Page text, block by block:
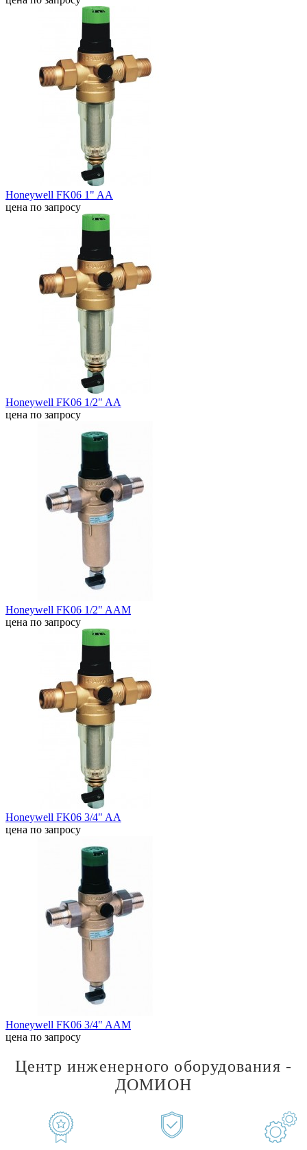
Honeywell FK06 1" AA
цена по запросу
Honeywell FK06 1/2" AA
цена по запросу
Honeywell FK06 1/2" AAM
цена по запросу
Honeywell FK06 3/4" AA
цена по запросу
Honeywell FK06 3/4" AAM
цена по запросу
Центр инженерного оборудования -
ДОМИОН